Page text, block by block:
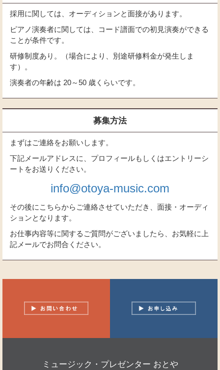
採用に関しては、オーディションと面接があります。
ピアノ演奏者に関しては、コード譜面での初見演奏ができる
ことが条件です。
研修制度あり。（場合により、別途研修料金が発生しま
す）。
演奏者の年齢は 20～50 歳くらいです。
募集方法
まずはご連絡をお願いします。
下記メールアドレスに、プロフィールもしくはエントリーシ
ートをお送りください。
info@otoya-music.com
その後にこちらからご連絡させていただき、面接・オーディ
ションとなります。
お仕事内容等に関するご質問がございましたら、お気軽に上
記メールでお問合ください。
ミュージック・プレゼンター おとや